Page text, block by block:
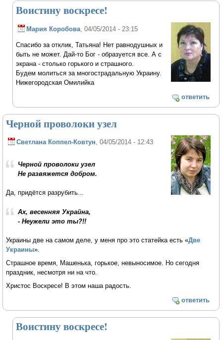
Воистину воскресе!
Мария Коробова , 04/05/2014 - 23:15
Спасибо за отклик, Татьяна! Нет равнодушных и
быть не может. Дай-то Бог - образуется все. А с
экрана - столько горького и страшного.
Будем молиться за многострадальную Украину.
Нижегородская Омилийка
ответить
Черной проволоки узел
Светлана Коппел-Ковтун, 04/05/2014 - 12:43
Черной проволоки узел
Не развяжется добром.
Да, придётся разрубить...
Ах, весенняя Украйна,
- Неужели это ты?!!
Украины две на самом деле, у меня про это статейка есть «Две
Украины».
Страшное время, Машенька, горькое, невыносимое. Но сегодня
праздник, несмотря ни на что.
Христос Воскресе! В этом наша радость.
ответить
Воистину воскресе!